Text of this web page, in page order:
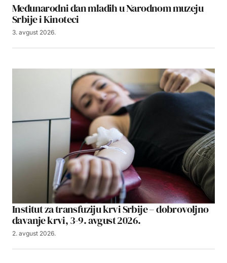
Međunarodni dan mladih u Narodnom muzeju
Srbije i Kinoteci
3. avgust 2026.
Institut za transfuziju krvi Srbije – dobrovoljno
davanje krvi, 3-9. avgust 2026.
2. avgust 2026.